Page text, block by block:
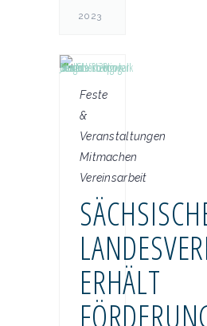
2023
Feste
&
Veranstaltungen
Mitmachen
Vereinsarbeit
ERHÄLT